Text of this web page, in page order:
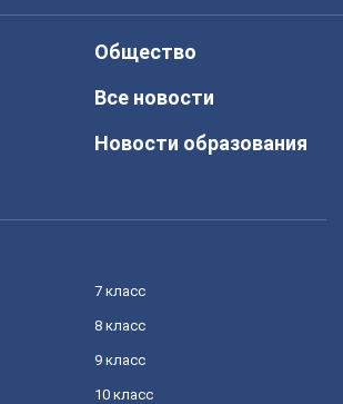
Общество
Все новости
Новости образования
7 класс
8 класс
9 класс
10 класс